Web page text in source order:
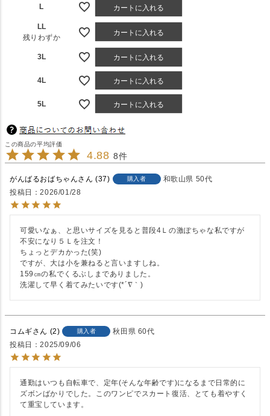
L カートに入れる
LL
残りわずか
カートに入れる
3L カートに入れる
4L カートに入れる
5L カートに入れる
4.88 8
がんばるおばちゃん 37 購入者 和歌山県 50代
投稿日
2026/01/28
可愛いなぁ、と思いサイズを見ると普段4Ｌの激ぽちゃな私ですが
不安になり５Ｌを注文！
ちょっとデカかった(笑)
ですが、大は小を兼ねると言いますしね。
159㎝の私でくるぶしまでありました。
洗濯して早く着てみたいです(*´∇｀)
コムギ 2 購入者 秋田県 60代
投稿日
2025/09/06
通勤はいつも自転車で、定年(そんな年齢です)になるまで日常的に
ズボンばかりでした。このワンピでスカート復活、とても着やすく
て重宝しています。